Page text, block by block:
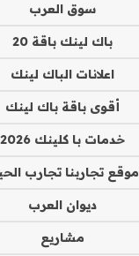
سوق العرب
باك لينك باقة 20
اعلانات الباك لينك
أقوى باقة باك لينك
خدمات با كلينك 2026
موقع تجاربنا تجارب
ديوان العرب
مشاريع